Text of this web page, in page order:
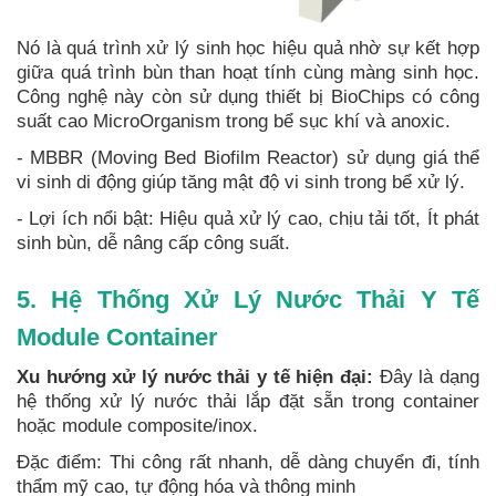
Nó là quá trình xử lý sinh học hiệu quả nhờ sự kết hợp
giữa quá trình bùn than hoạt tính cùng màng sinh học.
Công nghệ này còn sử dụng thiết bị BioChips có công
suất cao MicroOrganism trong bể sục khí và anoxic.
- MBBR (Moving Bed Biofilm Reactor) sử dụng giá thể
vi sinh di động giúp tăng mật độ vi sinh trong bể xử lý.
- Lợi ích nổi bật: Hiệu quả xử lý cao, chịu tải tốt, Ít phát
sinh bùn, dễ nâng cấp công suất.
5. Hệ Thống Xử Lý Nước Thải Y Tế
Module Container
Xu hướng xử lý nước thải y tế hiện đại: Đây là dạng
hệ thống xử lý nước thải lắp đặt sẵn trong container
hoặc module composite/inox.
Đặc điểm: Thi công rất nhanh, dễ dàng chuyển đi, tính
thẩm mỹ cao, tự động hóa và thông minh